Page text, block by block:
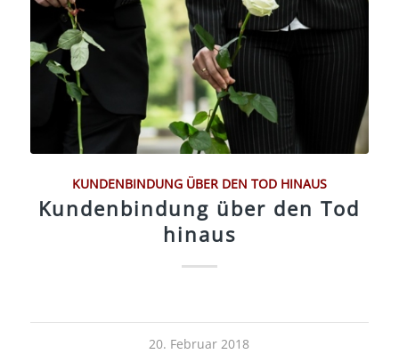
KUNDENBINDUNG ÜBER DEN TOD HINAUS
Kundenbindung über den Tod
hinaus
20. Februar 2018